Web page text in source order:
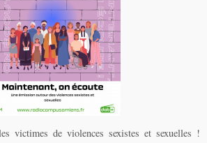
victimes de violences sexistes et sexuelles !